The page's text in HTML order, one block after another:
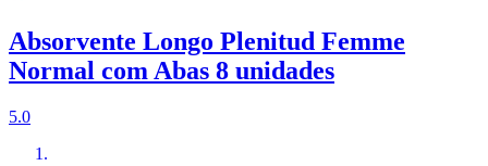
Absorvente Longo Plenitud Femme
Normal com Abas 8 unidades
5.0